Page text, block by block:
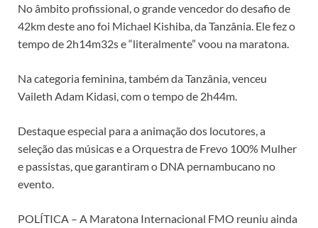
No âmbito profissional, o grande vencedor do desafio de
42km deste ano foi Michael Kishiba, da Tanzânia. Ele fez o
tempo de 2h14m32s e “literalmente” voou na maratona.
Na categoria feminina, também da Tanzânia, venceu
Vaileth Adam Kidasi, com o tempo de 2h44m.
Destaque especial para a animação dos locutores, a
seleção das músicas e a Orquestra de Frevo 100% Mulher
e passistas, que garantiram o DNA pernambucano no
evento.
POLÍTICA – A Maratona Internacional FMO reuniu ainda